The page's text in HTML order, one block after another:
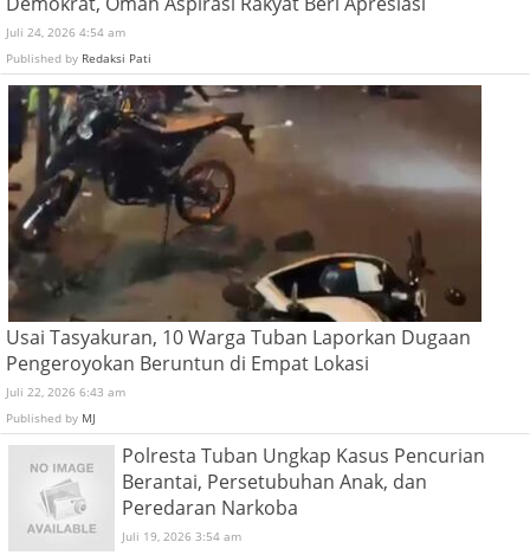
Juli 24, 2026 4:54 am
Published by Redaksi Pati
Usai Tasyakuran, 10 Warga Tuban Laporkan Dugaan
Pengeroyokan Beruntun di Empat Lokasi
Juli 22, 2026 6:43 am
Published by MJ
Polresta Tuban Ungkap Kasus Pencurian
Berantai, Persetubuhan Anak, dan
Peredaran Narkoba
Juli 19, 2026 3:54 am